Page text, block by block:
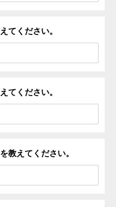
てください。
てください。
教えてください。